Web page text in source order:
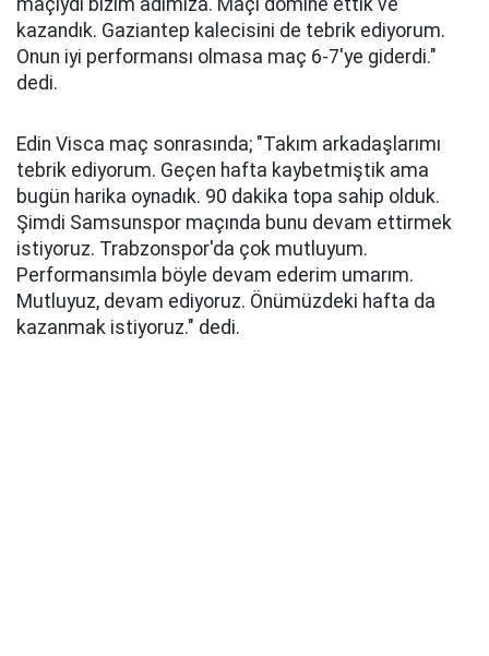
maçıydı bizim adımıza. Maçı domine ettik ve
kazandık. Gaziantep kalecisini de tebrik ediyorum.
Onun iyi performansı olmasa maç 6-7'ye giderdi."
dedi.
Edin Visca maç sonrasında; "Takım arkadaşlarımı
tebrik ediyorum. Geçen hafta kaybetmiştik ama
bugün harika oynadık. 90 dakika topa sahip olduk.
Şimdi Samsunspor maçında bunu devam ettirmek
istiyoruz. Trabzonspor'da çok mutluyum.
Performansımla böyle devam ederim umarım.
Mutluyuz, devam ediyoruz. Önümüzdeki hafta da
kazanmak istiyoruz." dedi.